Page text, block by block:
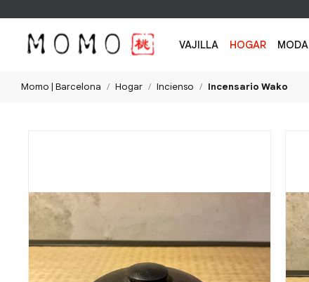
VAJILLA HOGAR MODA
Momo | Barcelona Hogar Incienso Incensario Wako